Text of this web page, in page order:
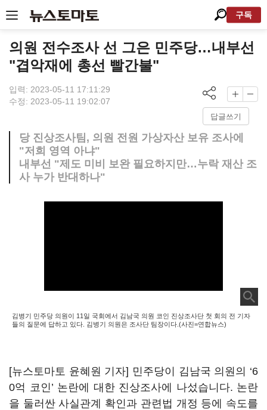
구독
의원 전수조사 선 그은 민주당…내부선
"겹악재에 총선 빨간불"
입력: 2023-05-11 17:11:29
수정: 2023-05-11 19:02:07
답글쓰기
당 진상조사팀, 의원 전원 가상자산 보유 조사에
"저희 영역 아냐"
내부선 "제도 미비 보완 필요하지만…누락 재산 조
사 누가 반대하나"
김병기 민주당 의원이 11일 국회에서 김남국 의원 코인 진상조사단 첫 회의 전 기자
들의 질문에 답하고 있다. 김병기 의원은 조사단 팀장이다.(사진=연합뉴스)
[뉴스토마토 윤혜원 기자] 민주당이 김남국 의원의 ‘6
0억 코인’ 논란에 대한 진상조사에 나섰습니다. 논란
을 둘러싼 사실관계 확인과 관련법 개정 등에 속도를